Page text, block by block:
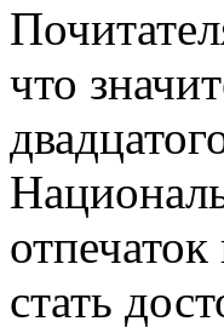
что
стать